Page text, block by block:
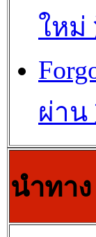
ใหม่
ผ่าน
นำทาง